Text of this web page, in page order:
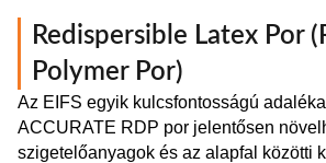
Redispersible Latex Por
Polymer Por)
Az EIFS egyik kulcsfontosságú
ACCURATE RDP por jelentősen
szigetelőanyagok és az alapfal közötti